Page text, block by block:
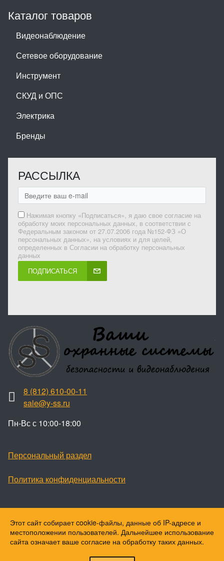
Каталог товаров
Видеонаблюдение
Сетевое оборудование
Инструмент
СКУД и ОПС
Электрика
Бренды
РАССЫЛКА
Нажимая кнопку «Подписаться», я даю свое согласие на
обработку моих персональных данных, в соответствии с
Федеральным законом от 27.07.2006 года №152-ФЗ «О
персональных данных», на условиях и для целей,
определенных в Согласии на обработку персональных
данных
ПОДПИСАТЬСЯ
8 (812) 610-00-11
sale@y-ss.ru
Пн-Вс с 10:00-18:00
Персональный раздел
Политика конфиденциальности
Наверх
© Ваши охранные системы, 2026
Этот сайт собирает cookie-файлы, данные об IP-адресе и
местоположении пользователей. Дальнейшее использование
сайта означает ваше согласие на обработку таких данных.